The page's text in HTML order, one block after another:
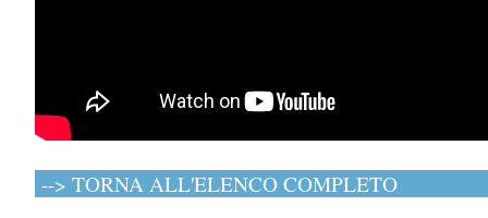
--> TORNA ALL'ELENCO COMPLETO